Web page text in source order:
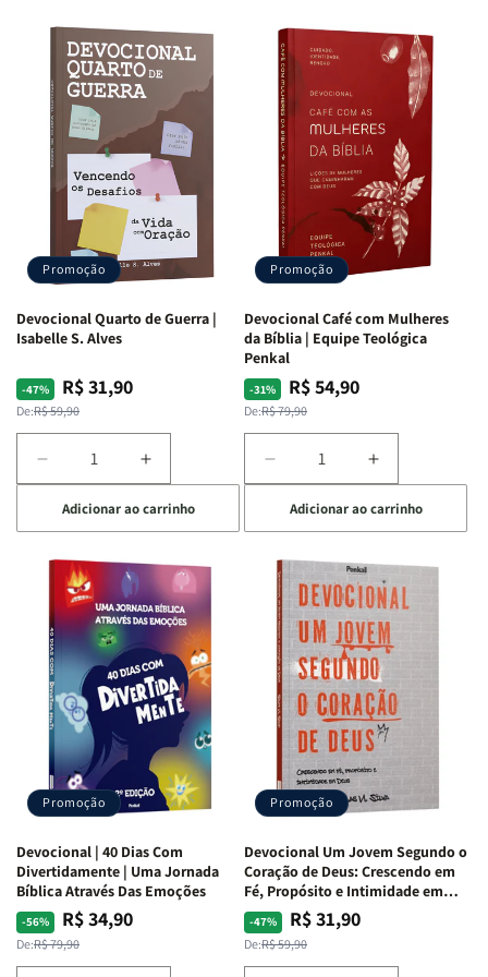
Promoção
Devocional Quarto de Guerra |
Isabelle S. Alves
-47%
Preço
normal
De:R$ 59,90
Preço
promocional
R$ 31,90
Diminuir
a
quantidade
de
Devocional
Quarto
de
Guerra
Isabelle
S.
Alves
Aumentar
a
quantidade
de
Devocional
Quarto
de
Guerra
|
Isabelle
S.
Alves
Adicionar ao carrinho
Promoção
Devocional Café com Mulheres
da Bíblia | Equipe Teológica
Penkal
-31%
Preço
normal
De:R$ 79,90
Preço
promocional
R$ 54,90
Diminuir
a
quantidade
de
Devocional
Café
com
Mulheres
da
Bíblia
Equipe
Teológica
Penkal
Aumentar
a
quantidade
de
Devocional
Café
com
Mulheres
da
Bíblia
|
Equipe
Teológica
Penkal
Adicionar ao carrinho
Promoção
Devocional | 40 Dias Com
Divertidamente | Uma Jornada
Bíblica Através Das Emoções
-56%
Preço
normal
De:R$ 79,90
Preço
promocional
R$ 34,90
Promoção
Devocional Um Jovem Segundo o
Coração de Deus: Crescendo em
Fé, Propósito e Intimidade em
Deus
-47%
Preço
normal
De:R$ 59,90
Preço
promocional
R$ 31,90